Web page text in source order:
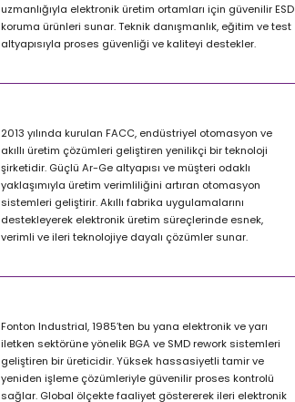
uzmanlığıyla elektronik üretim ortamları için güvenilir ESD
koruma ürünleri sunar. Teknik danışmanlık, eğitim ve test
altyapısıyla proses güvenliği ve kaliteyi destekler.
2013 yılında kurulan FACC, endüstriyel otomasyon ve
akıllı üretim çözümleri geliştiren yenilikçi bir teknoloji
şirketidir. Güçlü Ar-Ge altyapısı ve müşteri odaklı
yaklaşımıyla üretim verimliliğini artıran otomasyon
sistemleri geliştirir. Akıllı fabrika uygulamalarını
destekleyerek elektronik üretim süreçlerinde esnek,
verimli ve ileri teknolojiye dayalı çözümler sunar.
Fonton Industrial, 1985’ten bu yana elektronik ve yarı
iletken sektörüne yönelik BGA ve SMD rework sistemleri
geliştiren bir üreticidir. Yüksek hassasiyetli tamir ve
yeniden işleme çözümleriyle güvenilir proses kontrolü
sağlar. Global ölçekte faaliyet göstererek ileri elektronik